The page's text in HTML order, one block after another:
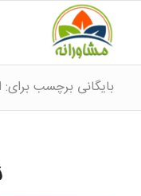
بایگانی برچسب